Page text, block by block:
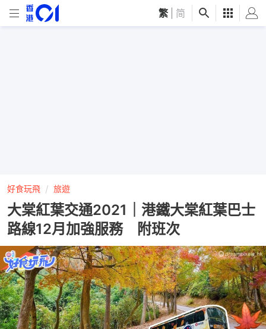
繁 简
好食玩飛 旅遊
大棠紅葉交通2021｜港鐵大棠紅葉巴士
路線12月加強服務 附班次